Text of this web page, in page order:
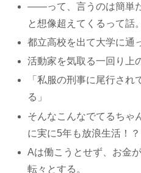
――って、言うのは簡単
と想像超えてくるって話。
都立高校を出て大学に通
活動家を気取る一回り上
「私服の刑事に尾行さ
る」
そんなこんなでてるちゃ
に実に5年も放浪生活！？
Aは働こうとせず、お金
転々とする。